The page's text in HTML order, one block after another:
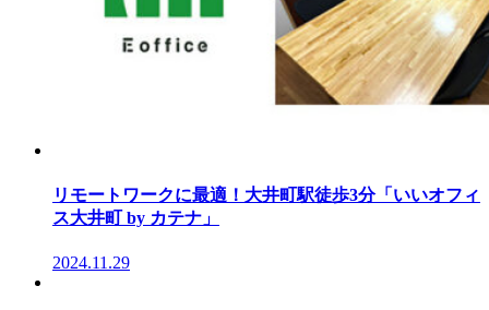
リモートワークに最適！大井町駅徒歩3分「いいオフィ
ス大井町 by カテナ」
2024.11.29